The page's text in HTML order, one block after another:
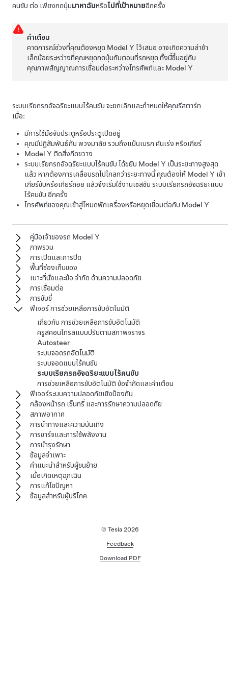
คนขับ ต่อ เพียงกดปุ่มมาหาฉันหรือไปที่เป้าหมายอีกครั้ง
คำเตือน
คาดการณ์ช่วงที่คุณต้องหยุด Model Y ไว้เสมอ อาจเกิดความล่าช้า
เล็กน้อยระหว่างที่คุณหยุดกดปุ่มกับตอนที่รถหยุด ทั้งนี้ขึ้นอยู่กับ
คุณภาพสัญญาณการเชื่อมต่อระหว่างโทรศัพท์และ Model Y
ระบบเรียกรถอัจฉริยะแบบไร้คนขับ จะยกเลิกและกำหนดให้คุณรีสตาร์ท
เมื่อ:
มีการใช้มือจับประตูหรือประตูเปิดอยู่
คุณมีปฏิสัมพันธ์กับ พวงมาลัย รวมถึงแป้นเบรก คันเร่ง หรือเกียร์
Model Y ติดสิ่งกีดขวาง
ระบบเรียกรถอัจฉริยะแบบไร้คนขับ ได้ขยับ Model Y เป็นระยะทางสูงสุด
แล้ว หากต้องการเคลื่อนรถไปไกลกว่าระยะทางนี้ คุณต้องให้ Model Y เข้า
เกียร์ขับหรือเกียร์ถอย แล้วจึงเริ่มใช้งานเซสชัน ระบบเรียกรถอัจฉริยะแบบ
ไร้คนขับ อีกครั้ง
โทรศัพท์ของคุณเข้าสู่โหมดพักเครื่องหรือหยุดเชื่อมต่อกับ Model Y
คู่มือเจ้าของรถ Model Y
ภาพรวม
การเปิดและการปิด
พื้นที่ช่องเก็บของ
เบาะที่นั่งและข้อ จำกัด ด้านความปลอดภัย
การเชื่อมต่อ
การขับขี่
ฟีเจอร์ การช่วยเหลือการขับอัตโนมัติ
เกี่ยวกับ การช่วยเหลือการขับอัตโนมัติ
ครูสคอนโทรลแบบปรับตามสภาพจราจร
Autosteer
ระบบจอดรถอัตโนมัติ
ระบบจอดแบบไร้คนขับ
ระบบเรียกรถอัจฉริยะแบบไร้คนขับ
การช่วยเหลือการขับอัตโนมัติ ข้อจำกัดและคำเตือน
ฟีเจอร์ระบบความปลอดภัยเชิงป้องกัน
กล้องหน้ารถ เซ็นทรี่ และการรักษาความปลอดภัย
สภาพอากาศ
การนำทางและความบันเทิง
การชาร์จและการใช้พลังงาน
การบำรุงรักษา
ข้อมูลจำเพาะ
คำแนะนำสำหรับผู้ขนย้าย
เมื่อเกิดเหตุฉุกเฉิน
การแก้ไขปัญหา
ข้อมูลสำหรับผู้บริโภค
© Tesla 2026
Feedback
Download PDF